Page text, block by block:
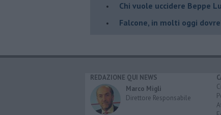
Chi vuole uccidere Beppe
Falcone, in molti oggi
REDAZIONE QUI NEWS
Marco Migli
Direttore Responsabile